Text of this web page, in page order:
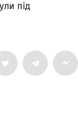
під